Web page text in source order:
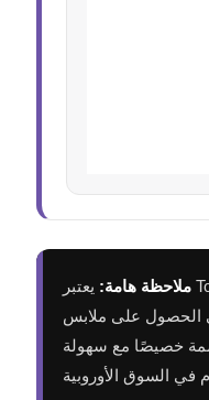
ملاحظة هامة: يعتبر Too Fabric خيارًا جيدًا في تركيا
الحصول على ملابس
خصيصًا مع سهولة